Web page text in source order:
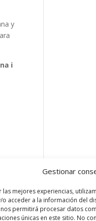
Gestionar
las mejores experiencias,
o acceder a la información del
permitirá procesar datos
únicas en este sitio. No
y
i